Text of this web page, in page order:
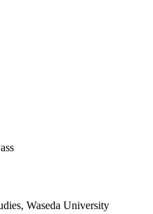
Waseda University